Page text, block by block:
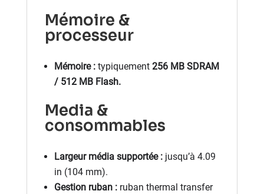
Mémoire &
processeur
Mémoire :typiquement 256 MB SDRAM
/ 512 MB Flash.
Media &
consommables
Largeur média supportée :jusqu’à 4.09
in (104 mm).
Gestion ruban :ruban thermal transfer